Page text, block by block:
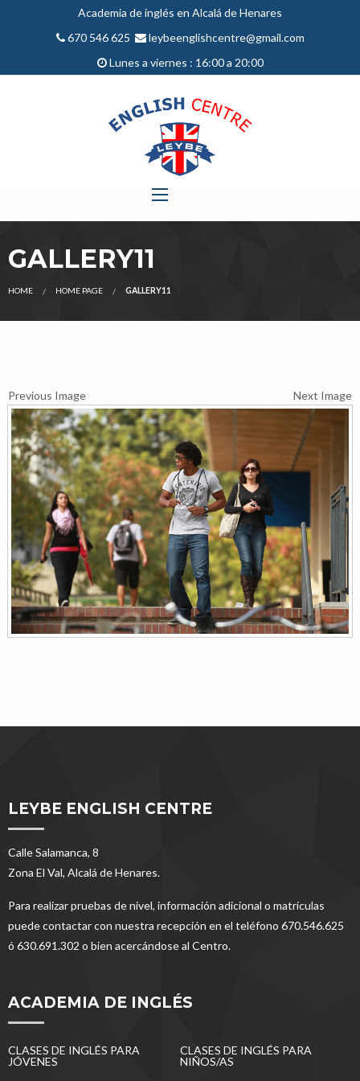
Academia de inglés en Alcalá de Henares
670 546 625
leybeenglishcentre@gmail.com
Lunes a viernes : 16:00 a 20:00
GALLERY11
HOME HOME PAGE GALLERY11
Previous Image Next Image
LEYBE ENGLISH CENTRE
Calle Salamanca, 8
Zona El Val, Alcalá de Henares.
Para realizar pruebas de nivel, información adicional o matrículas
puede contactar con nuestra recepción en el teléfono 670.546.625
ó 630.691.302 o bien acercándose al Centro.
ACADEMIA DE INGLÉS
CLASES DE INGLÉS PARA
JÓVENES
CLASES DE INGLÉS PARA
NIÑOS/AS